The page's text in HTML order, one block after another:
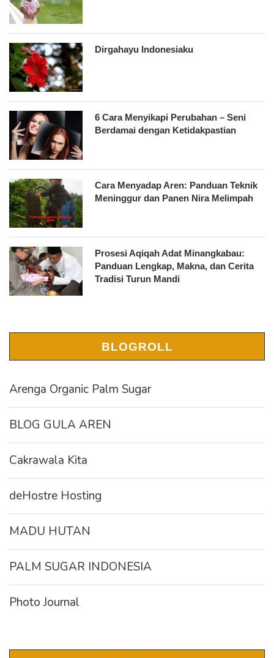
Dirgahayu Indonesiaku
6 Cara Menyikapi Perubahan – Seni
Berdamai dengan Ketidakpastian
Cara Menyadap Aren: Panduan Teknik
Meninggur dan Panen Nira Melimpah
Prosesi Aqiqah Adat Minangkabau:
Panduan Lengkap, Makna, dan Cerita
Tradisi Turun Mandi
BLOGROLL
Arenga Organic Palm Sugar
BLOG GULA AREN
Cakrawala Kita
deHostre Hosting
MADU HUTAN
PALM SUGAR INDONESIA
Photo Journal